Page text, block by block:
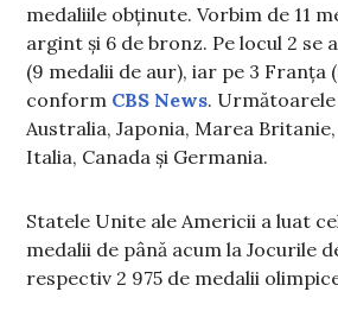
medaliile obținute. Vorbim de 11
argint și 6 de bronz. Pe locul 2 se
(9 medalii de aur), iar pe 3 Franța
conform CBS News.
Australia, Japonia, Marea
Italia, Canada și Germania.
Statele Unite ale Americii a luat
medalii de până acum la Jocurile
respectiv 2 975 de medalii